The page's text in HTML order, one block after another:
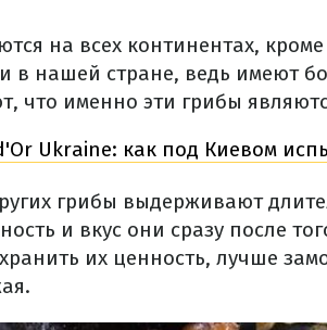
на всех континентах, кроме
и в нашей стране, ведь имеют
, что именно эти грибы
Ukraine: как под Киевом
грибы выдерживают
и вкус они сразу после
их ценность, лучше